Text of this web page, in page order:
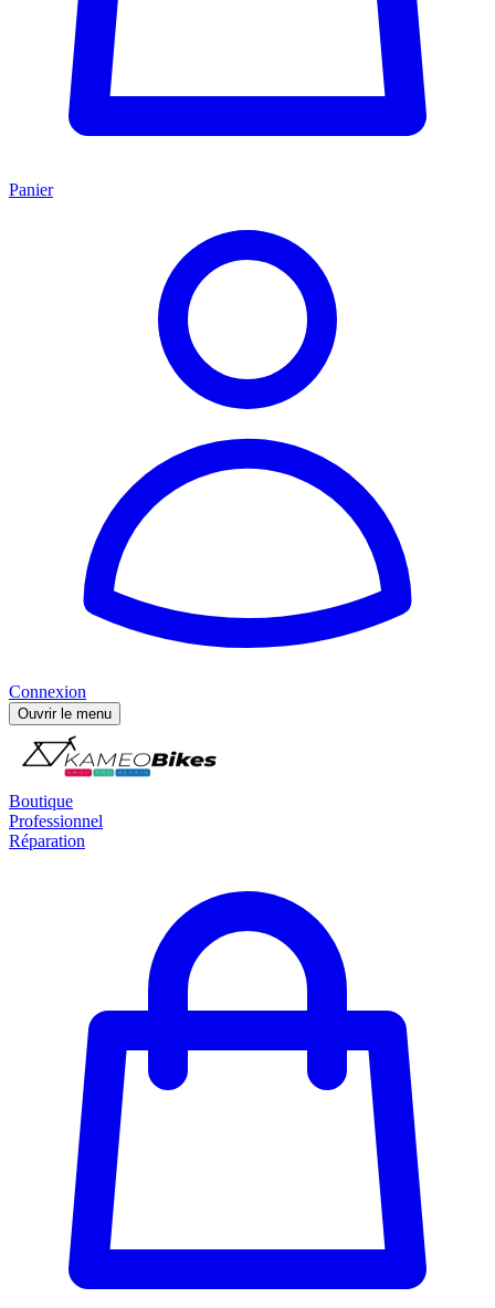
Panier
Connexion
Ouvrir le menu
Boutique
Professionnel
Réparation